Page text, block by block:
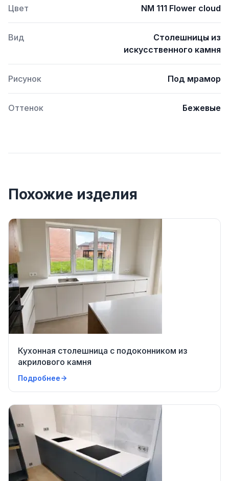
Цвет NM 111 Flower cloud
Вид
Столешницы из
искусственного камня
Рисунок Под мрамор
Оттенок Бежевые
Похожие изделия
Кухонная столешница с подоконником из
акрилового камня
Подробнее